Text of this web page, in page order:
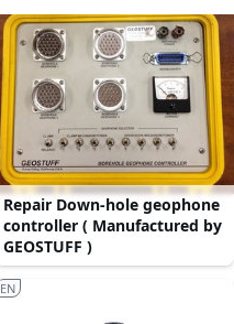
Repair Down-hole geophone
controller ( Manufactured by
GEOSTUFF )
EN